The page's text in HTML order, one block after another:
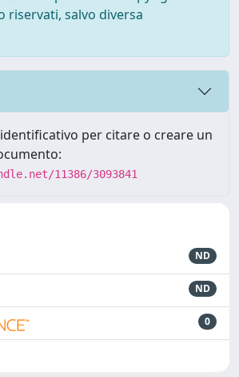
salvo diversa
per citare o creare un
11386/3093841
ND
ND
0